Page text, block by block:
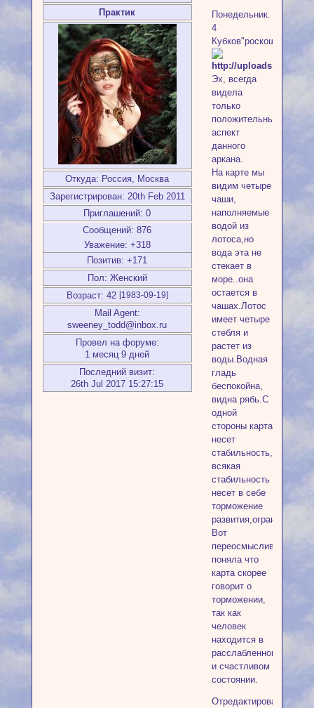
Практик
Откуда: Россия, Москва
Зарегистрирован: 20th Feb 2011
Приглашений: 0
Сообщений: 876
Уважение: +318
Позитив: +171
Пол: Женский
Возраст: 42 [1983-09-19]
Mail Agent:
sweeney_todd@inbox.ru
Провел на форуме:
1 месяц 9 дней
Последний визит:
26th Jul 2017 15:27:15
Понедельник.
4
Кубков"роскошь".
Эх, всегда
видела
только
положительный
аспект
данного
аркана.
На карте мы
видим четыре
чаши,
наполняемые
водой из
лотоса,но
вода эта не
стекает в
море..она
остается в
чашах.Лотос
имеет четыре
стебля и
растет из
воды.Водная
гладь
беспокойна,
видна рябь.С
одной
стороны карта
несет
стабильность,но
всякая
стабильность
несет в себе
торможение
Вот
переосмыслив,
поняла что
карта скорее
говорит о
торможении,
так как
человек
находится в
расслабленном
и счастливом
состоянии.
Отредактировано